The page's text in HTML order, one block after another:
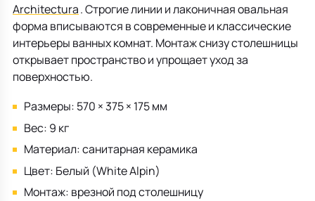
Architectura. Строгие линии и лаконичная овальная
форма вписываются в современные и классические
интерьеры ванных комнат. Монтаж снизу столешницы
открывает пространство и упрощает уход за
поверхностью.
Размеры: 570 × 375 × 175 мм
Вес: 9 кг
Материал: санитарная керамика
Цвет: Белый (White Alpin)
Монтаж: врезной под столешницу